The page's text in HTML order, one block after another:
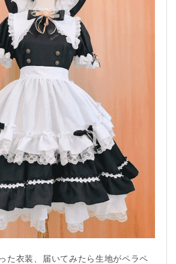
た衣装、届いてみたら生地がペラペ